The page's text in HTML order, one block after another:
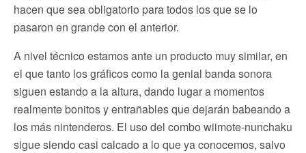
hacen que sea obligatorio para todos los que se lo
pasaron en grande con el anterior.
A nivel técnico estamos ante un producto muy similar, en
el que tanto los gráficos como la genial banda sonora
siguen estando a la altura, dando lugar a momentos
realmente bonitos y entrañables que dejarán babeando a
los más nintenderos. El uso del combo wiimote-nunchaku
sigue siendo casi calcado a lo que ya conocemos, salvo